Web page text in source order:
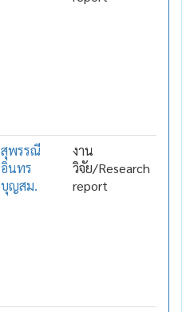
สุพรรณี
อินทร
บุญสม.
งาน
วิจัย/Research
report